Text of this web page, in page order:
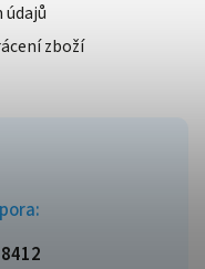
údajů
zboží